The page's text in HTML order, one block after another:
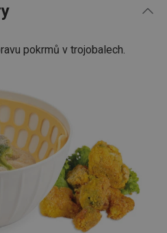
pokrmů v trojobalech.